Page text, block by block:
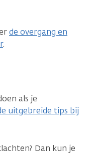
de overgang en
.
als je
uitgebreide tips bij
Dan kun je